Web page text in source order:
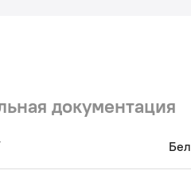
документация